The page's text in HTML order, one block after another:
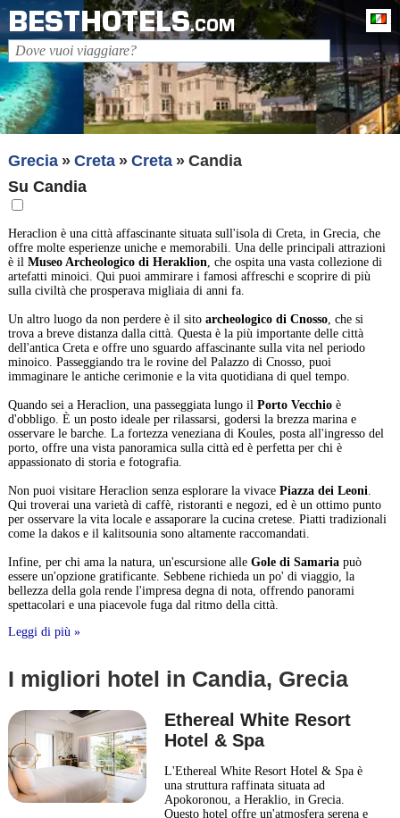
BESTHOTELS.COM
Grecia Creta Creta
Candia
Su Candia
Heraclion è una città affascinante situata sull'isola di Creta, in Grecia, che
offre molte esperienze uniche e memorabili. Una delle principali attrazioni
è il Museo Archeologico di Heraklion, che ospita una vasta collezione di
artefatti minoici. Qui puoi ammirare i famosi affreschi e scoprire di più
sulla civiltà che prosperava migliaia di anni fa.
Un altro luogo da non perdere è il sito archeologico di Cnosso, che si
trova a breve distanza dalla città. Questa è la più importante delle città
dell'antica Creta e offre uno sguardo affascinante sulla vita nel periodo
minoico. Passeggiando tra le rovine del Palazzo di Cnosso, puoi
immaginare le antiche cerimonie e la vita quotidiana di quel tempo.
Quando sei a Heraclion, una passeggiata lungo ilPorto Vecchioè
d'obbligo. È un posto ideale per rilassarsi, godersi la brezza marina e
osservare le barche. La fortezza veneziana di Koules, posta all'ingresso del
porto, offre una vista panoramica sulla città ed è perfetta per chi è
appassionato di storia e fotografia.
Non puoi visitare Heraclion senza esplorare la vivace Piazza dei Leoni.
Qui troverai una varietà di caffè, ristoranti e negozi, ed è un ottimo punto
per osservare la vita locale e assaporare la cucina cretese. Piatti tradizionali
come la dakos e il kalitsounia sono altamente raccomandati.
Infine, per chi ama la natura, un'escursione alle Gole di Samariapuò
essere un'opzione gratificante. Sebbene richieda un po' di viaggio, la
bellezza della gola rende l'impresa degna di nota, offrendo panorami
spettacolari e una piacevole fuga dal ritmo della città.
Leggi di più »
I migliori hotel in Candia, Grecia
Ethereal White Resort
Hotel & Spa
L'Ethereal White Resort Hotel & Spa è
una struttura raffinata situata ad
Apokoronou, a Heraklio, in Grecia.
Questo hotel offre un'atmosfera serena e